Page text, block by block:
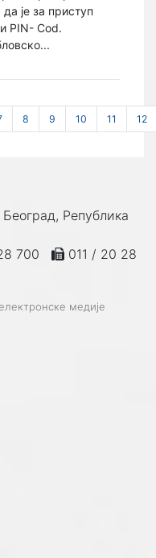
да је за приступ
PIN- Cod.
8 9 10 11 12
Република
700
011 / 20 28
медије